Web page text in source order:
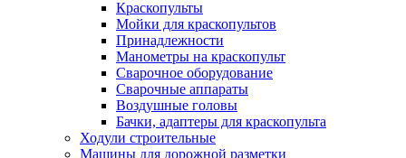
Краскопульты
Мойки для краскопультов
Принадлежности
Манометры на краскопульт
Сварочное оборудование
Сварочные аппараты
Воздушные головы
Бачки, адаптеры для краскопульта
Ходули строительные
Машины для дорожной разметки